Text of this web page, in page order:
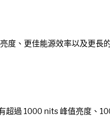
度、更佳能源效率以及更長
超過 1000 nits 峰值亮度、